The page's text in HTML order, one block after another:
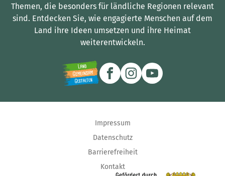
Themen, die besonders für ländliche Regionen relevant
sind. Entdecken Sie, wie engagierte Menschen auf dem
Land ihre Ideen umsetzen und ihre Heimat
weiterentwickeln.
Impressum
Datenschutz
Barrierefreiheit
Kontakt